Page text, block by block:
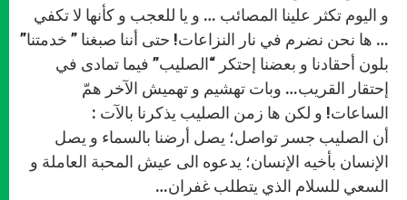
و اليوم تكثر علينا المصائب … و يا للعجب و كأنها لا تكفي
… ها نحن نضرم في نار النزاعات! حتى أننا صبغنا ” خدمتنا”
بلون أحقادنا و بعضنا إحتكر “الصليب” فيما تمادى في
إحتقار القريب… وبات تهشيم و تهميش الآخر همّ
الساعات! و لكن ها زمن الصليب يذكرنا بالآت :
أن الصليب جسر تواصل؛ يصل أرضنا بالسماء و يصل
الإنسان بأخيه الإنسان؛ يدعوه الى عيش المحبة العاملة و
السعي للسلام الذي يتطلب غفران…